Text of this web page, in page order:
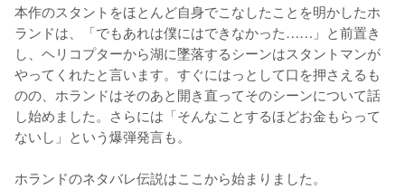
本作のスタントをほとんど自身でこなしたことを明かしたホ
ランドは、「でもあれは僕にはできなかった……」と前置き
し、ヘリコプターから湖に墜落するシーンはスタントマンが
やってくれたと言います。すぐにはっとして口を押さえるも
のの、ホランドはそのあと開き直ってそのシーンについて話
し始めました。さらには「そんなことするほどお金もらって
ないし」という爆弾発言も。
ホランドのネタバレ伝説はここから始まりました。